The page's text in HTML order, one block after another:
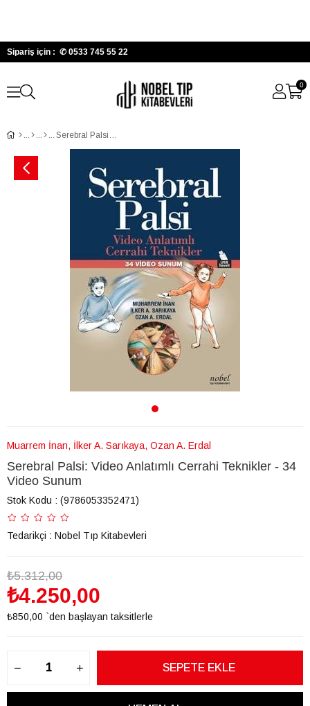
Sipariş için : ✆ 0533 745 55 22
0
Serebral Palsi: Video Anlatımlı Cerrahi Teknikler - 34 Video Sunum
Muarrem İnan, İlker A. Sarıkaya, Ozan A. Erdal
Serebral Palsi: Video Anlatımlı Cerrahi Teknikler - 34
Video Sunum
Stok Kodu (9786053352471)
Tedarikçi : Nobel Tıp Kitabevleri
₺5.312,00
₺4.250,00
₺850,00 `den başlayan taksitlerle